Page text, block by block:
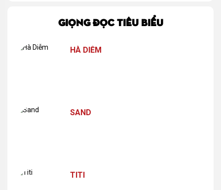
GIỌNG ĐỌC TIÊU BIỂU
HÀ DIỄM
SAND
TITI